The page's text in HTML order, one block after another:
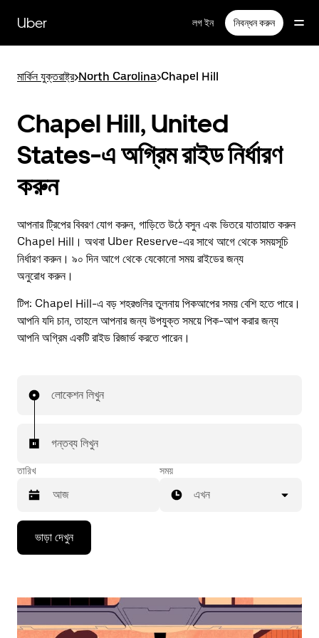
প্রধান
বিষয়সূচিতে
Uber লগ ইন নিবন্ধন করুন
মার্কিন যুক্তরাষ্ট্র>North Carolina>Chapel Hill
Chapel Hill, United
States-এ অগ্রিম রাইড নির্ধারণ
করুন
আপনার ট্রিপের বিবরণ যোগ করুন, গাড়িতে উঠে বসুন এবং ভিতরে যাতায়াত করুন
Chapel Hill। অথবা Uber Reserve-এর সাথে আগে থেকে সময়সূচি
নির্ধারণ করুন। ৯০ দিন আগে থেকে যেকোনো সময় রাইডের জন্য
অনুরোধ করুন।
টিপ: Chapel Hill-এ বড় শহরগুলির তুলনায় পিকআপের সময় বেশি হতে পারে।
আপনি যদি চান, তাহলে আপনার জন্য উপযুক্ত সময়ে পিক-আপ করার জন্য
আপনি অগ্রিম একটি রাইড রিজার্ভ করতে পারেন।
লোকেশন লিখুন
গন্তব্য লিখুন
তারিখ
Press
down
interact
the
সময়
এখন
ভাড়া দেখুন